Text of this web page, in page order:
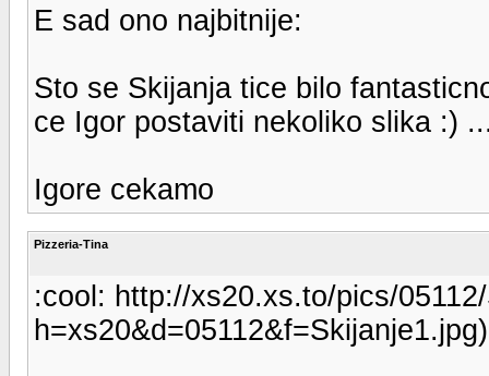
E sad ono najbitnije:
Sto se Skijanja tice bilo
ce Igor postaviti nekoliko slika :)
Igore cekamo
Pizzeria-Tina
:cool: http://xs20.xs.to/pics/
h=xs20&d=05112&f=Skijanje1.jpg)